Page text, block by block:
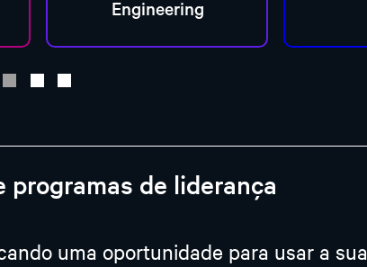
programas de liderança
uma oportunidade para usar a